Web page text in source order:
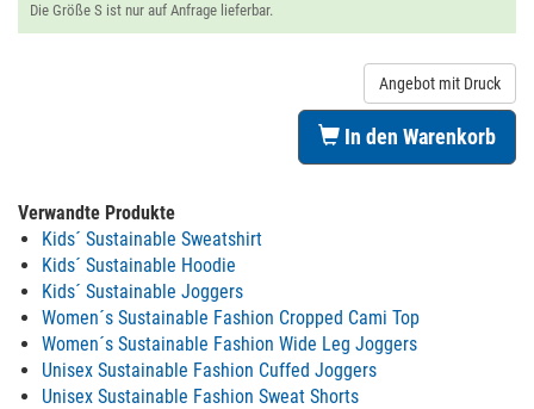
Die Größe S ist nur auf Anfrage lieferbar.
Angebot mit Druck
In den Warenkorb
Verwandte Produkte
Kids´ Sustainable Sweatshirt
Kids´ Sustainable Hoodie
Kids´ Sustainable Joggers
Women´s Sustainable Fashion Cropped Cami Top
Women´s Sustainable Fashion Wide Leg Joggers
Unisex Sustainable Fashion Cuffed Joggers
Unisex Sustainable Fashion Sweat Shorts